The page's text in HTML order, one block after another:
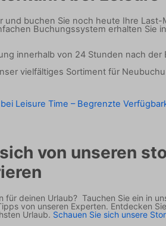
und buchen Sie noch heute Ihre
Buchungssystem erhalten Sie
innerhalb von 24 Stunden nach der
vielfältiges Sortiment für
Leisure Time – Begrenzte
von unseren
für deinen Urlaub? Tauchen Sie ein in
von unseren Experten. Entdecken
Urlaub. Schauen Sie sich unsere